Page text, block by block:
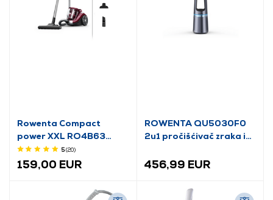
Rowenta Compact
power XXL RO4B63
Usisavač bez vrećice
5(20)
159,00 EUR
ROWENTA QU5030F0
2u1 pročišćivač zraka i
456,99 EUR